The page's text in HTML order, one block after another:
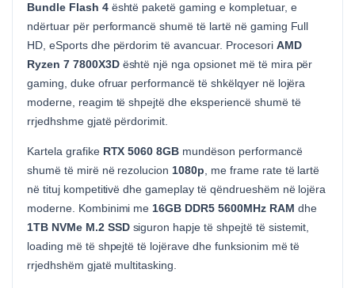
Bundle Flash 4është paketë gaming e kompletuar, e
ndërtuar për performancë shumë të lartë në gaming Full
HD, eSports dhe përdorim të avancuar. Procesori AMD
Ryzen 7 7800X3Dështë një nga opsionet më të mira për
gaming, duke ofruar performancë të shkëlqyer në lojëra
moderne, reagim të shpejtë dhe eksperiencë shumë të
rrjedhshme gjatë përdorimit.
Kartela grafike RTX 5060 8GB mundëson performancë
shumë të mirë në rezolucion 1080p , me frame rate të lartë
në tituj kompetitivë dhe gameplay të qëndrueshëm në lojëra
moderne. Kombinimi me 16GB DDR5 5600MHz RAM dhe
1TB NVMe M.2 SSDsiguron hapje të shpejtë të sistemit,
loading më të shpejtë të lojërave dhe funksionim më të
rrjedhshëm gjatë multitasking.